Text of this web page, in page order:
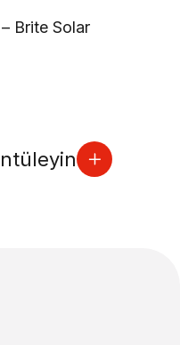
Brite Solar